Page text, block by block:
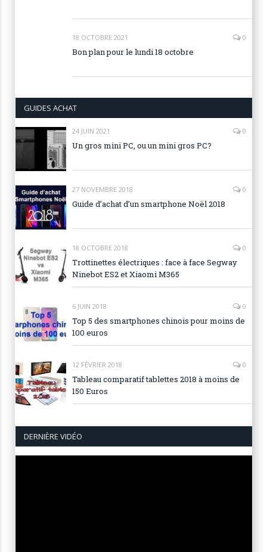
18 OCTOBRE 2021 0
Bon plan pour le lundi 18 octobre
GUIDES ACHAT
24 JUIN 2021 0
Un gros mini PC, ou un mini gros PC?
27 NOVEMBRE 2018 0
Guide d’achat d’un smartphone Noël 2018
18 OCTOBRE 2018 0
Trottinettes électriques : face à face Segway
Ninebot ES2 et Xiaomi M365
6 JUIN 2018 0
Top 5 des smartphones chinois pour moins de
100 euros
12 FÉVRIER 2018 0
Tableau comparatif tablettes 2018 à moins de
150 Euros
DERNIÈRE VIDÉO